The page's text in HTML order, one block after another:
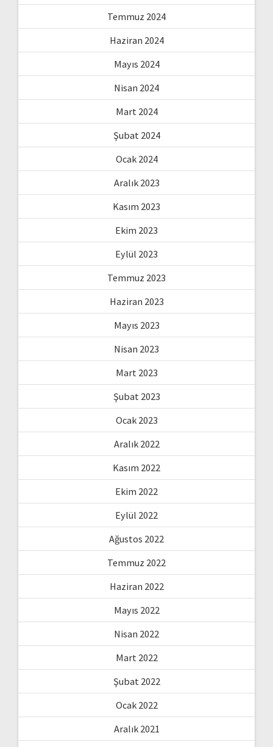
Temmuz 2024
Haziran 2024
Mayıs 2024
Nisan 2024
Mart 2024
Şubat 2024
Ocak 2024
Aralık 2023
Kasım 2023
Ekim 2023
Eylül 2023
Temmuz 2023
Haziran 2023
Mayıs 2023
Nisan 2023
Mart 2023
Şubat 2023
Ocak 2023
Aralık 2022
Kasım 2022
Ekim 2022
Eylül 2022
Ağustos 2022
Temmuz 2022
Haziran 2022
Mayıs 2022
Nisan 2022
Mart 2022
Şubat 2022
Ocak 2022
Aralık 2021